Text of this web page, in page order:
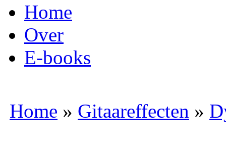
Home
Over
E-books
Home » Gitaareffecten »